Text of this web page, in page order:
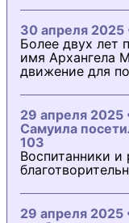
30 апреля
Более двух лет
имя Архангела
движение для
29 апреля 2025
Самуила
103
Воспитанники и
29 апреля 2025